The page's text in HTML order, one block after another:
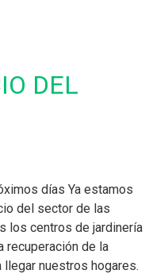
DEL
días Ya estamos
del sector de las
los centros de jardinería
recuperación de la
nuestros hogares.